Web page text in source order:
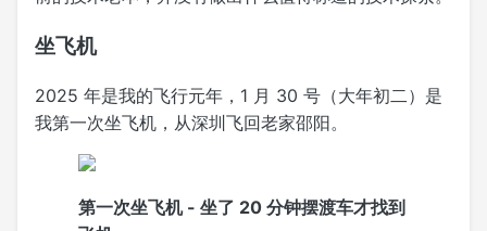
坐飞机
2025 年是我的飞行元年，1 月 30 号（大年初二）是
我第一次坐飞机，从深圳飞回老家邵阳。
第一次坐飞机 - 坐了 20 分钟摆渡车才找到